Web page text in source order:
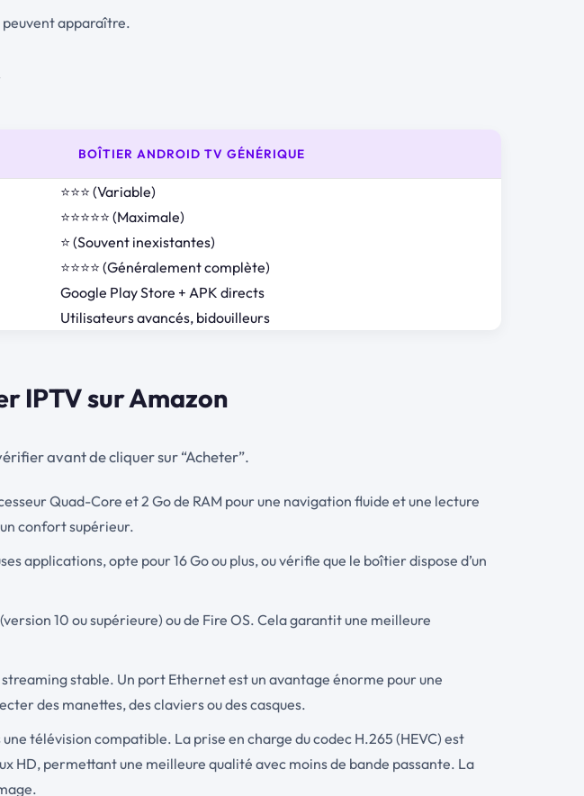
peuvent apparaître.
BOÎTIER ANDROID TV GÉNÉRIQUE
⭐⭐⭐ (Variable)
⭐⭐⭐⭐⭐ (Maximale)
⭐ (Souvent inexistantes)
⭐⭐⭐⭐ (Généralement complète)
Google Play Store + APK directs
Utilisateurs avancés, bidouilleurs
IPTV sur Amazon
avant de cliquer sur “Acheter”.
Quad-Core et 2 Go de RAM pour une navigation fluide et une lecture
confort supérieur.
applications, opte pour 16 Go ou plus, ou vérifie que le boîtier dispose d’un
10 ou supérieure) ou de Fire OS. Cela garantit une meilleure
stable. Un port Ethernet est un avantage énorme pour une
des manettes, des claviers ou des casques.
télévision compatible. La prise en charge du codec H.265 (HEVC) est
HD, permettant une meilleure qualité avec moins de bande passante. La